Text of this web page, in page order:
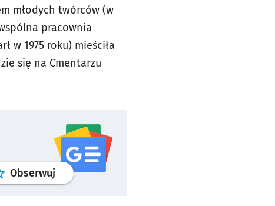
młodych twórców (w
pracownia
w 1975 roku) mieściła
się na Cmentarzu
Obserwuj profilgoogle news